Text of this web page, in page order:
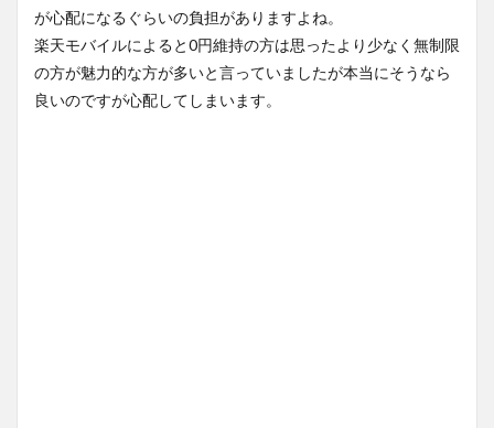
が心配になるぐらいの負担がありますよね。
楽天モバイルによると0円維持の方は思ったより少なく無制限
の方が魅力的な方が多いと言っていましたが本当にそうなら
良いのですが心配してしまいます。